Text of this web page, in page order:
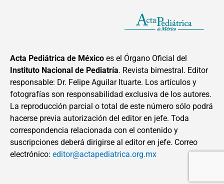
Acta Pediátrica de México es el Órgano Oficial del
Instituto Nacional de Pediatría. Revista bimestral. Editor
responsable: Dr. Felipe Aguilar Ituarte. Los artículos y
fotografías son responsabilidad exclusiva de los autores.
La reproducción parcial o total de este número sólo podrá
hacerse previa autorización del editor en jefe. Toda
correspondencia relacionada con el contenido y
suscripciones deberá dirigirse al editor en jefe. Correo
electrónico: editor@actapediatrica.org.mx